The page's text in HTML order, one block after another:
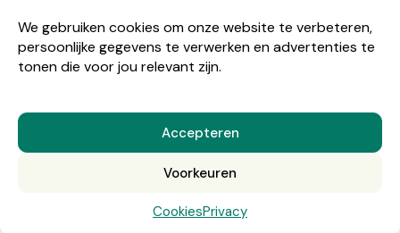
We gebruiken cookies om onze website te verbeteren,
persoonlijke gegevens te verwerken en advertenties te
tonen die voor jou relevant zijn.
Accepteren
Voorkeuren
CookiesPrivacy
Meld je aan voor de Prins nieuwsbrief
© Copyright 2026 Prins